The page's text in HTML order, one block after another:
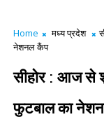
Home मध्य प्रदेश
नेशनल कैंप
सीहोर : आज से
फुटबाल का